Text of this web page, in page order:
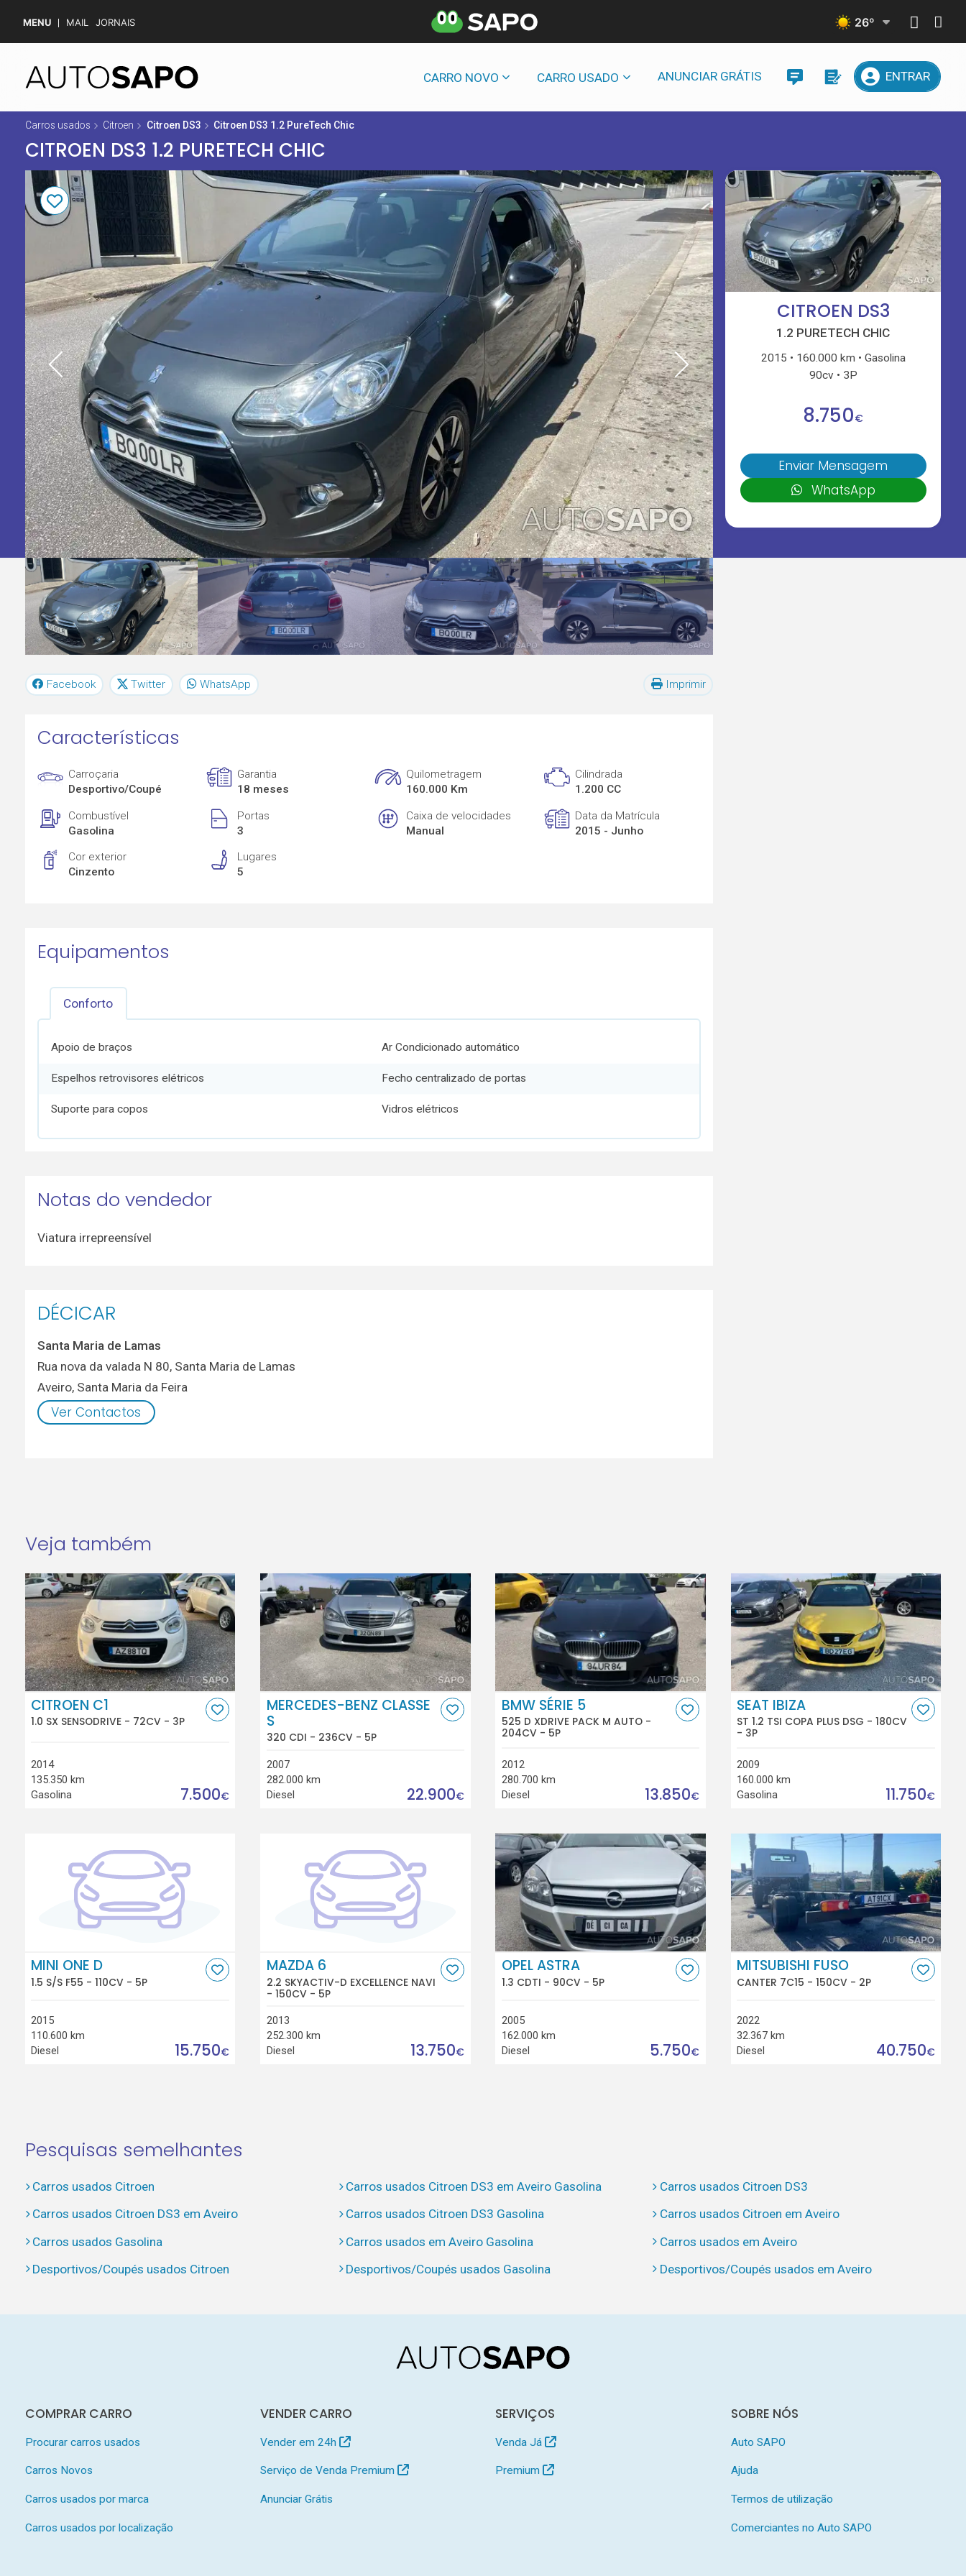
MENU MAIL JORNAIS 26º
CARRO NOVO CARRO USADO ANUNCIAR GRÁTIS ENTRAR
Carros usados Citroen Citroen DS3 Citroen DS3 1.2 PureTech Chic
CITROEN DS3 1.2 PURETECH CHIC
CITROEN DS3
1.2 PURETECH CHIC
2015 160.000 km
Gasolina
90cv
3P
8.750€
Enviar Mensagem
WhatsApp
Facebook Twitter WhatsApp Imprimir
Características
Carroçaria
Desportivo/Coupé
Garantia
18 meses
Quilometragem
160.000 Km
Cilindrada
1.200 CC
Combustível
Gasolina
Portas
3
Caixa de velocidades
Manual
Data da Matrícula
2015 - Junho
Cor exterior
Cinzento
Lugares
5
Equipamentos
Conforto
Apoio de braços Ar Condicionado automático
Espelhos retrovisores elétricos Fecho centralizado de portas
Suporte para copos Vidros elétricos
Notas do vendedor
Viatura irrepreensível
DÉCICAR
Santa Maria de Lamas
Rua nova da valada N 80, Santa Maria de Lamas
Aveiro, Santa Maria da Feira
Ver Contactos
Veja também
CITROEN C1
1.0 SX SENSODRIVE - 72CV - 3P
2014
135.350 km
Gasolina
7.500€
MERCEDES-BENZ CLASSE
S
320 CDI - 236CV - 5P
2007
282.000 km
Diesel
22.900€
BMW SÉRIE 5
525 D XDRIVE PACK M AUTO -
204CV - 5P
2012
280.700 km
Diesel
13.850€
SEAT IBIZA
ST 1.2 TSI COPA PLUS DSG - 180CV
- 3P
2009
160.000 km
Gasolina
11.750€
MINI ONE D
1.5 S/S F55 - 110CV - 5P
2015
110.600 km
Diesel
15.750€
MAZDA 6
2.2 SKYACTIV-D EXCELLENCE NAVI
- 150CV - 5P
2013
252.300 km
Diesel
13.750€
OPEL ASTRA
1.3 CDTI - 90CV - 5P
2005
162.000 km
Diesel
5.750€
MITSUBISHI FUSO
CANTER 7C15 - 150CV - 2P
2022
32.367 km
Diesel
40.750€
Pesquisas semelhantes
Carros usados Citroen Carros usados Citroen DS3 em Aveiro Gasolina
Carros usados Citroen DS3
Carros usados Citroen DS3 em Aveiro
Carros usados Citroen DS3 Gasolina
Carros usados Citroen em Aveiro
Carros usados Gasolina
Carros usados em Aveiro Gasolina
Carros usados em Aveiro
Desportivos/Coupés usados Citroen
Desportivos/Coupés usados Gasolina Desportivos/Coupés usados em Aveiro
COMPRAR CARRO
Procurar carros usados
Carros Novos
Carros usados por marca
Carros usados por localização
VENDER CARRO
Vender em 24h
Serviço de Venda Premium
Anunciar Grátis
SERVIÇOS
Venda Já
Premium
SOBRE NÓS
Auto SAPO
Ajuda
Termos de utilização
Comerciantes no Auto SAPO